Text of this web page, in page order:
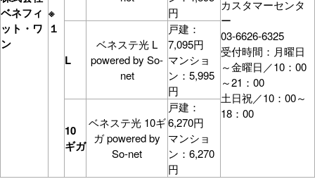
ベネフィ
ット・ワ
ン
※
１
カスタマーセンタ
ー
03-6626-6325
受付時間：月曜日
～金曜日／10：00
～21：00
土日祝／10：00～
18：00
円
L
ベネステ光 L
powered by So-
net
戸建：
7,095円
マンショ
ン：5,995
円
10
ギガ
ベネステ光 10ギ
ガ powered by
So-net
戸建：
6,270円
マンショ
ン：6,270
円